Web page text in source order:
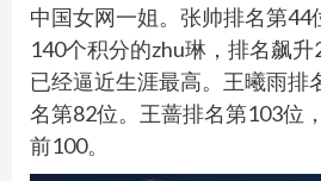
中国女网一姐。张帅排名第44
140个积分的zhu琳，排名飙
已经逼近生涯最高。王曦雨排
名第82位。王蔷排名第103位
前100。